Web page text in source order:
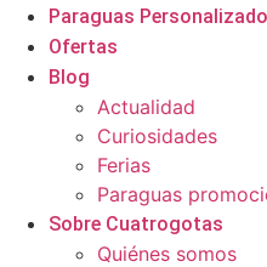
Paraguas
Ofertas
Blog
Actualidad
Curiosidades
Ferias
Paraguas
Sobre Cuatrogotas
Quiénes somos